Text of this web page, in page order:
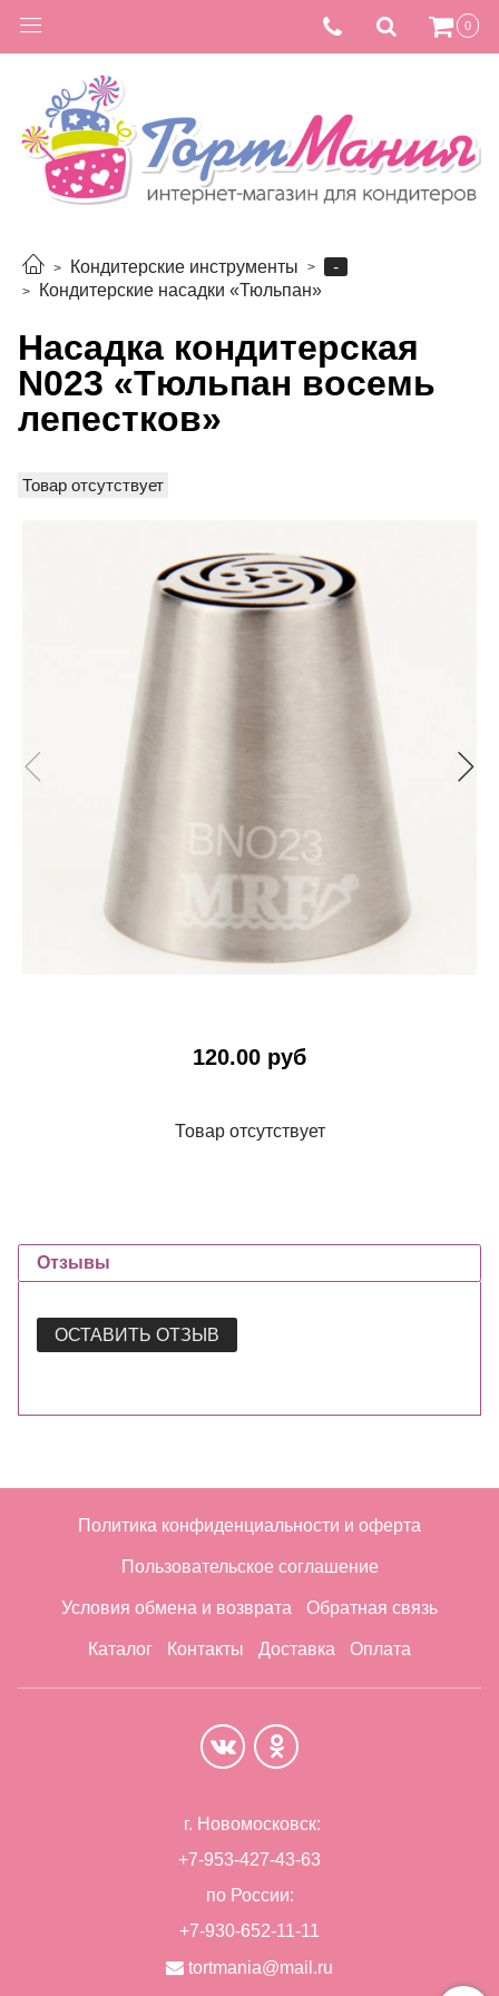
0
Кондитерские инструменты
-
Кондитерские насадки «Тюльпан»
Насадка кондитерская
N023 «Тюльпан восемь
лепестков»
Товар отсутствует
120.00 руб
Товар отсутствует
Отзывы
ОСТАВИТЬ ОТЗЫВ
Политика конфиденциальности и оферта
Пользовательское соглашение
Условия обмена и возврата Обратная связь
Каталог Контакты Доставка Оплата
г. Новомосковск:
+7-953-427-43-63
по России:
+7-930-652-11-11
tortmania@mail.ru